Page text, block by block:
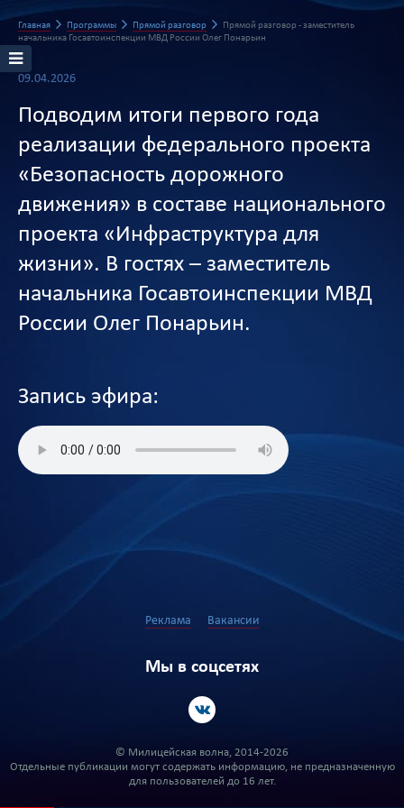
Главная Программы Прямой разговор
Прямой разговор - заместитель
начальника Госавтоинспекции МВД России Олег Понарьин
09.04.2026
Подводим итоги первого года
реализации федерального проекта
«Безопасность дорожного
движения» в составе национального
проекта «Инфраструктура для
жизни». В гостях – заместитель
начальника Госавтоинспекции МВД
России Олег Понарьин.
Запись эфира:
Реклама Вакансии
Мы в соцсетях
© Милицейская волна, 2014-2026
Отдельные публикации могут содержать информацию, не предназначенную
для пользователей до 16 лет.